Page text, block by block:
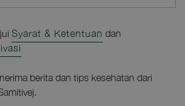
Syarat & Ketentuan dan
berita dan tips kesehatan dari